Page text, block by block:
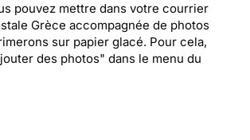
pouvez mettre dans votre courrier
Grèce accompagnée de photos
sur papier glacé. Pour cela,
des photos" dans le menu du